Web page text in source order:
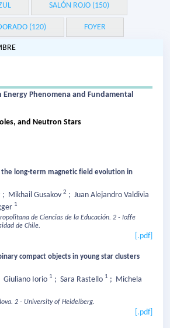
SALÓN ROJO (150)
(120) FOYER
Energy Phenomena and Fundamental
and Neutron Stars
long-term magnetic field evolution in
; Mikhail Gusakov 2 ; Juan Alejandro Valdivia
1
de Ciencias de la Educación. 2 - Ioffe
de Chile.
[.pdf]
compact objects in young star clusters
Giuliano Iorio 1 ; Sara Rastello 1 ; Michela
2 - University of Heidelberg.
[.pdf]